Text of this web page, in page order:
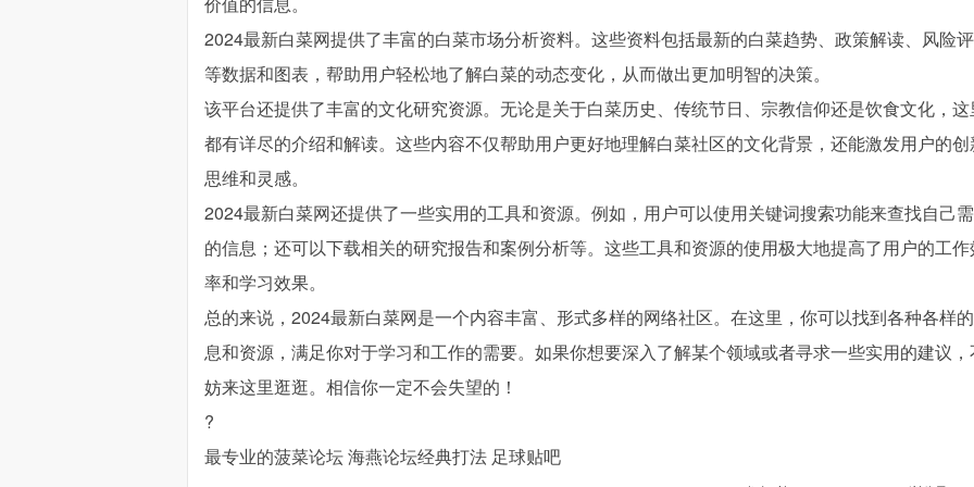
2024最新白菜网提供了丰富的白菜市场分析资料。这些资料包括最新的白菜趋势、政策解读、风险
等数据和图表，帮助用户轻松地了解白菜的动态变化，从而做出更加明智的决策。
该平台还提供了丰富的文化研究资源。无论是关于白菜历史、传统节日、宗教信仰还是饮食文化，这
都有详尽的介绍和解读。这些内容不仅帮助用户更好地理解白菜社区的文化背景，还能激发用户的创
思维和灵感。
2024最新白菜网还提供了一些实用的工具和资源。例如，用户可以使用关键词搜索功能来查找自己
的信息；还可以下载相关的研究报告和案例分析等。这些工具和资源的使用极大地提高了用户的工作
率和学习效果。
总的来说，2024最新白菜网是一个内容丰富、形式多样的网络社区。在这里，你可以找到各种各样
息和资源，满足你对于学习和工作的需要。如果你想要深入了解某个领域或者寻求一些实用的建议，
妨来这里逛逛。相信你一定不会失望的！
?
最专业的菠菜论坛 海燕论坛经典打法 足球贴吧